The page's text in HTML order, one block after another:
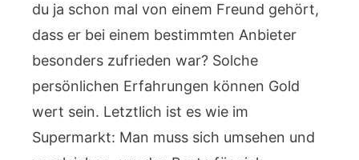
du ja schon mal von einem Freund gehört,
dass er bei einem bestimmten Anbieter
besonders zufrieden war? Solche
persönlichen Erfahrungen können Gold
wert sein. Letztlich ist es wie im
Supermarkt: Man muss sich umsehen und